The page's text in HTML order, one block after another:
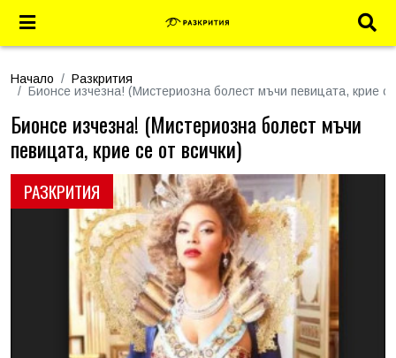
Начало
Разкрития
Бионсе изчезна! (Мистериозна болест мъчи певицата, крие
РАЗКРИТИЯ
Бионсе изчезна! (Мистериозна болест мъчи
певицата, крие се от всички)